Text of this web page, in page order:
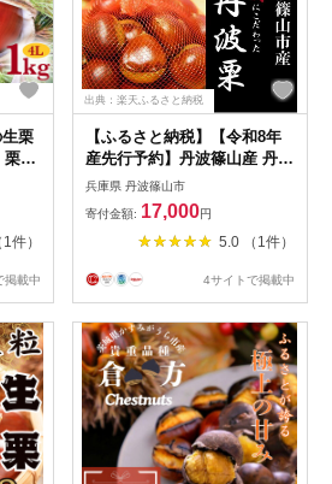
栗
栗
市
件）
掲載中
出典：楽天ふるさと納税
【ふるさと納税】【令和8年
産先行予約】丹波篠山産 丹波
栗 L以上混在 1kg 2026年産
兵庫県 丹波篠山市 プレミア
ム栗 期間限定 お取り寄せグ
ルメ 高級 特産品 名産品 マロ
兵庫県 丹波篠山市
寄付金額: 17,000円
5.0 （1件）
4サイトで掲載中